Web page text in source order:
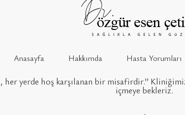
Anasayfa Hakkımda Hasta Yorumları
her yerde hoş karşılanan bir misafirdir.’’
içmeye bekleriz.